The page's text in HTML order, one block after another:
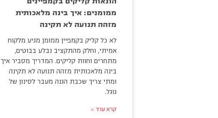
ממומנים: איך בינה מלאכותית
מזהה תנועה לא תקינה
לא כל קליק בקמפיין ממומן מגיע מלקוח
אמיתי, וחלק מהתקציב נבלע בבוטים,
מתחרים וחוות קליקים. המדריך מסביר איך
בינה מלאכותית מזהה תנועה לא תקינה
ומתי צריך שכבת הגנה מעבר לסינון של
גוגל.
קרא עוד »